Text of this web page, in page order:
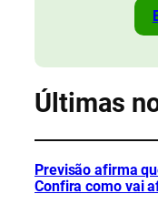
Últimas
Previsão afirma
Confira como vai